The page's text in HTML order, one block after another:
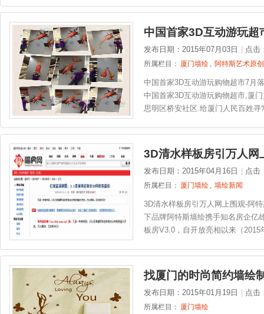
中国首家3D互动游玩超
发布日期：2015年07月03日 点击
所属栏目： 厦门墙绘 , 阿特斯艺术原
中国首家3D互动游玩购物超市7月
中国首家3D互动游玩购物超市,厦
思明区桥安社区.给厦门人民百姓
3D清水样板房引万人网
发布日期：2015年04月16日 点击
所属栏目： 厦门墙绘 , 墙绘新闻
3D清水样板房引万人网上围观-阿
下品牌阿特斯墙绘携手知名房企亿
板房V3.0，自开放亮相以来（
找厦门的时尚简约墙绘
发布日期：2015年01月19日 点击
所属栏目： 厦门墙绘